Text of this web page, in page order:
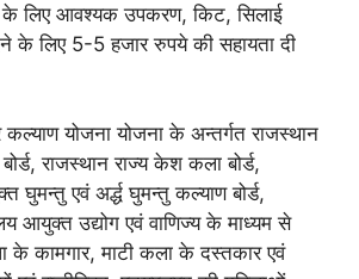
के लिए आवश्यक उपकरण, किट, सिलाई
के लिए 5-5 हजार रुपये की सहायता दी
कल्याण योजना योजना के अन्तर्गत राजस्थान
राजस्थान राज्य केश कला बोर्ड,
घुमन्तु एवं अर्द्ध घुमन्तु कल्याण बोर्ड,
आयुक्त उद्योग एवं वाणिज्य के माध्यम से
कामगार, माटी कला के दस्तकार एवं